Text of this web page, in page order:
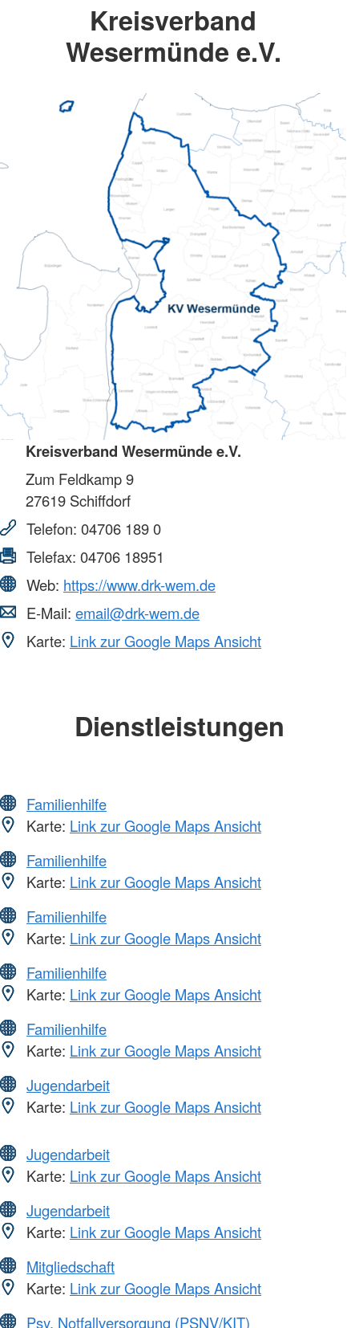
Kreisverband
Wesermünde e.V.
Kreisverband Wesermünde e.V.
Zum Feldkamp 9
27619 Schiffdorf
Telefon: 04706 189 0
Telefax: 04706 18951
Web: https://www.drk-wem.de
E-Mail: email@drk-wem.de
Karte: Link zur Google Maps Ansicht
Dienstleistungen
Familienhilfe
Karte: Link zur Google Maps Ansicht
Familienhilfe
Karte: Link zur Google Maps Ansicht
Familienhilfe
Karte: Link zur Google Maps Ansicht
Familienhilfe
Karte: Link zur Google Maps Ansicht
Familienhilfe
Karte: Link zur Google Maps Ansicht
Jugendarbeit
Karte: Link zur Google Maps Ansicht
Jugendarbeit
Karte: Link zur Google Maps Ansicht
Jugendarbeit
Karte: Link zur Google Maps Ansicht
Mitgliedschaft
Karte: Link zur Google Maps Ansicht
Psy. Notfallversorgung (PSNV/KIT)